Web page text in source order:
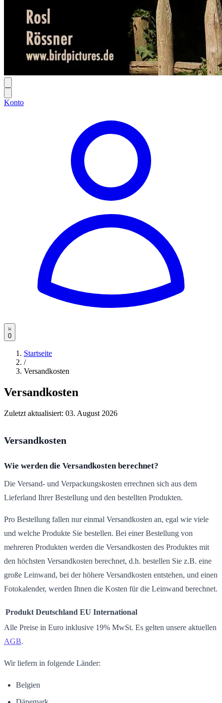
Konto
0
Startseite
/
Versandkosten
Versandkosten
Zuletzt aktualisiert: 03. August 2026
Versandkosten
Wie werden die Versandkosten berechnet?
Die Versand- und Verpackungskosten errechnen sich aus dem
Lieferland Ihrer Bestellung und den bestellten Produkten.
Pro Bestellung fallen nur einmal Versandkosten an, egal wie viele
und welche Produkte Sie bestellen. Bei einer Bestellung von
mehreren Produkten werden die Versandkosten des Produktes mit
den höchsten Versandkosten berechnet, d.h. bestellen Sie z.B. eine
große Leinwand, bei der höhere Versandkosten entstehen, und einen
Fotokalender, werden Ihnen die Kosten für die Leinwand berechnet.
Produkt Deutschland EU International
Alle Preise in Euro inklusive 19% MwSt. Es gelten unsere aktuellen
AGB.
Wir liefern in folgende Länder:
Belgien